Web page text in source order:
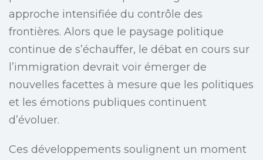
approche intensifiée du contrôle des
frontières. Alors que le paysage politique
continue de s’échauffer, le débat en cours sur
l’immigration devrait voir émerger de
nouvelles facettes à mesure que les politiques
et les émotions publiques continuent
d’évoluer.
Ces développements soulignent un moment